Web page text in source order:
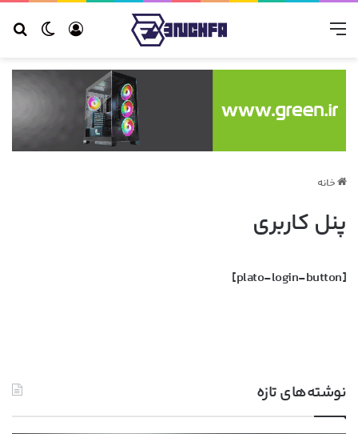
ورود منو
خانه
پنل کاربری
[plato-login-button]
نوشته‌های تازه